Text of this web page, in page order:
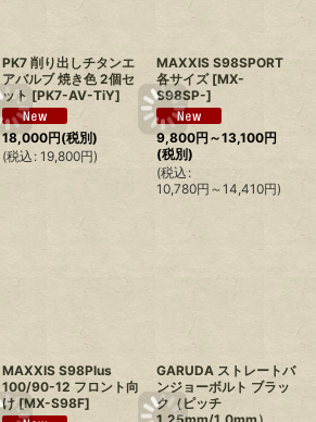
PK7 削り出しチタンエ
アバルブ 焼き色 2個セ
ット [PK7-AV-TiY]
18,000円(税別)
(税込 : 19,800円)
MAXXIS S98SPORT
各サイズ [MX-
S98SP-]
9,800円 ～13,100円
(税別)
(税込 :
10,780円 ～14,410円)
MAXXIS S98Plus
100/90-12 フロント向
け [MX-S98F]
GARUDA ストレートバ
ンジョーボルト ブラッ
ク（ピッチ